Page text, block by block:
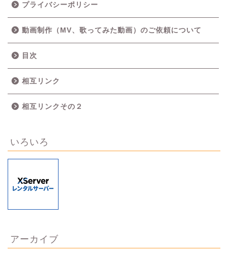
プライバシーポリシー
動画制作（MV、歌ってみた動画）のご依頼について
目次
相互リンク
相互リンクその２
いろいろ
アーカイブ